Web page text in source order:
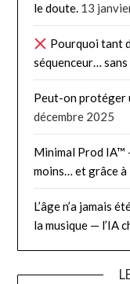
le doute. 13
Pourquoi tant
séquenceur…
Peut-on protéger
décembre 2025
Minimal Prod IA™
moins… et grâce à
L’âge n’a jamais
la musique — l’IA